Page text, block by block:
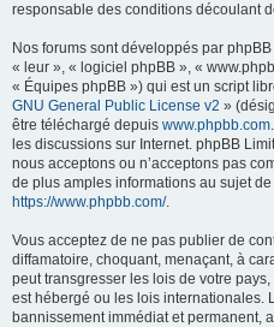
responsable des conditions découlant
Nos forums sont développés par
« leur », « logiciel phpBB », «
« Équipes phpBB ») qui est un script
GNU General Public License v2 »
être téléchargé depuis www.phpbb.com
les discussions sur Internet. phpBB
nous acceptons ou n’acceptons pas
de plus amples informations au sujet
https://www.phpbb.com/.
Vous acceptez de ne pas publier de
diffamatoire, choquant, menaçant, à
peut transgresser les lois de votre
est hébergé ou les lois internationales.
bannissement immédiat et permanent,